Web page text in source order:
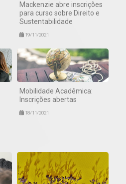
Mackenzie abre inscrições
para curso sobre Direito e
Sustentabilidade
19/11/2021
Mobilidade Acadêmica:
Inscrições abertas
18/11/2021